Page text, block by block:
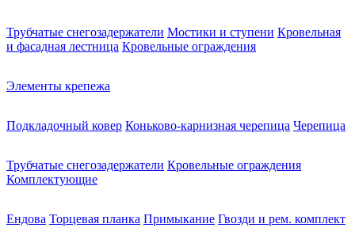
Трубчатые снегозадержатели Мостики и ступени Кровельная
и фасадная лестница Кровельные ограждения
Элементы крепежа
Подкладочный ковер Коньково-карнизная черепица Черепица
Трубчатые снегозадержатели Кровельные ограждения
Комплектующие
Ендова Торцевая планка Примыкание Гвозди и рем. комплект